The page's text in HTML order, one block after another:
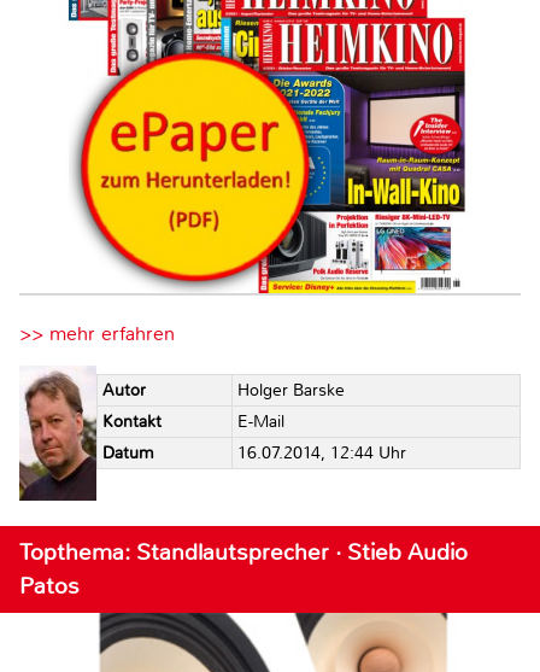
>> mehr erfahren
Autor
Holger Barske
Kontakt
E-Mail
Datum
16.07.2014, 12:44 Uhr
Topthema: Standlautsprecher · Stieb Audio
Patos